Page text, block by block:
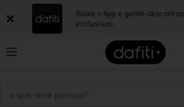
Baixe o App e ganhe descontos
exclusivos